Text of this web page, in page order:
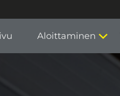
Aloittaminen